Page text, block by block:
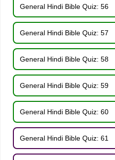
General Hindi Bible Quiz: 56
General Hindi Bible Quiz: 57
General Hindi Bible Quiz: 58
General Hindi Bible Quiz: 59
General Hindi Bible Quiz: 60
General Hindi Bible Quiz: 61